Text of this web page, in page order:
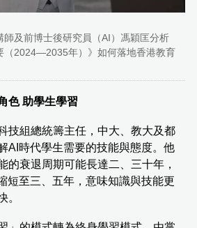
及前博士後研究員（AI）馮穎匡分析
（2024—2035年）》如何落地香港教育
色 助學生學習
技組總統籌主任，中大、教大及都
AI時代學生需要的技能與態度。他
的衰退周期可能長達二、三十年，
短至三、五年，意味知識與技能更
。